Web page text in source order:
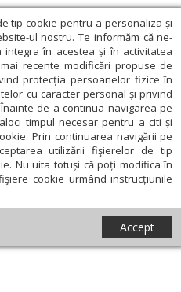
tip cookie pentru a personaliza și
ul nostru. Te informăm că ne-
în acestea și în activitatea
recente modificări propuse de
protecția persoanelor fizice în
cu caracter personal și privind
de a continua navigarea pe
timpul necesar pentru a citi și
Prin continuarea navigării pe
utilizării fişierelor de tip
Nu uita totuși că poți modifica în
cookie urmând instrucțiunile
Accept
Simeon şi Amfilohie de la
şi Amfilohie de